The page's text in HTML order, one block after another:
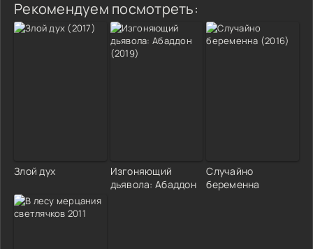
Рекомендуем посмотреть:
Злой дух
Изгоняющий
дьявола: Абаддон
Случайно
беременна